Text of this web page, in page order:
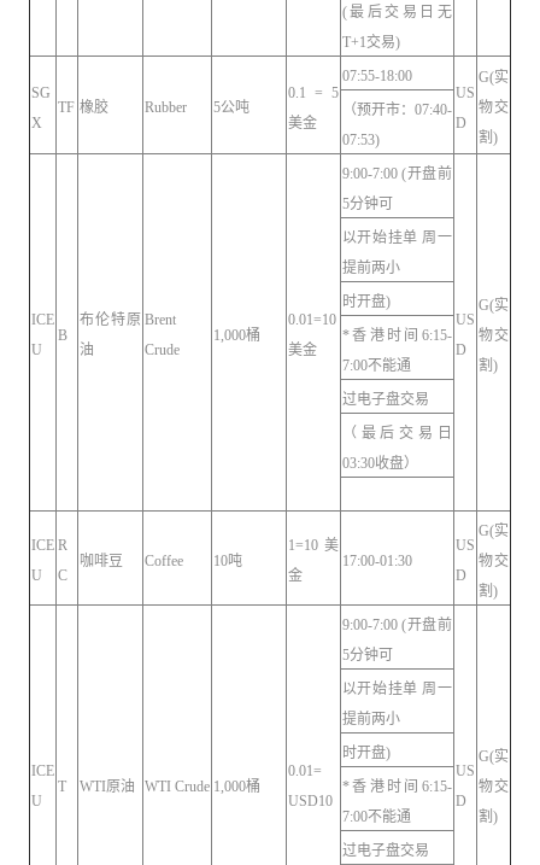
(最后交易日无
T+1交易)
SG
X
TF 橡胶 Rubber 5公吨
0.1 = 5
美金
07:55-18:00
US
D
G(实
物交
割)
（预开市：07:40-
07:53)
ICE
U
B
布伦特原
油
Brent
Crude
1,000桶
0.01=10
美金
9:00-7:00 (开盘前
5分钟可
US
D
G(实
物交
割)
以开始挂单 周一
提前两小
时开盘)
*香港时间6:15-
7:00不能通
过电子盘交易
（最后交易日
03:30收盘）
ICE
U
R
C
咖啡豆 Coffee 10吨
1=10美
金
17:00-01:30
US
D
G(实
物交
割)
ICE
U
T WTI原油 WTI Crude 1,000桶
0.01=
USD10
9:00-7:00 (开盘前
5分钟可
US
D
G(实
物交
割)
以开始挂单 周一
提前两小
时开盘)
*香港时间6:15-
7:00不能通
过电子盘交易